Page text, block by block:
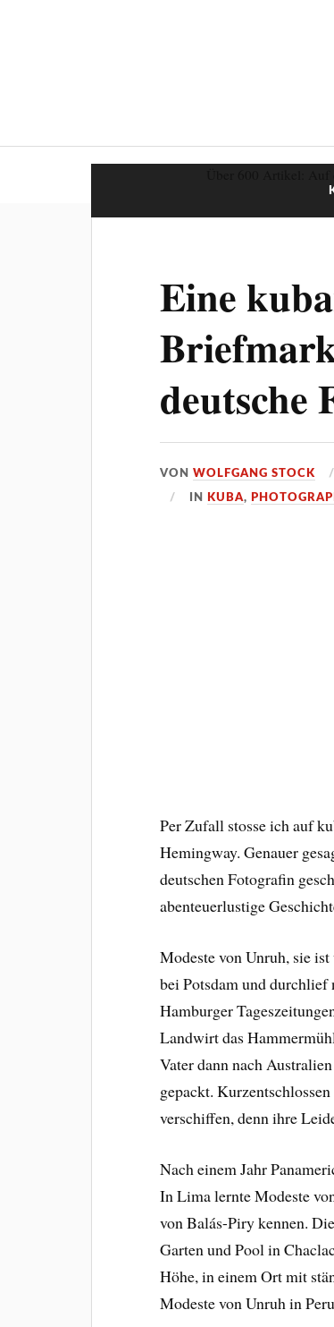
Eine
deutsche
VONWOLFGANG STOCK
IN KUBA,
Per Zufall stosse ich auf
Hemingway. Genauer
deutschen Fotografin
abenteuerlustige
Modeste von Unruh, sie
bei Potsdam und
Hamburger
Landwirt das
Vater dann nach
gepackt.
verschiffen, denn ihre
Nach einem Jahr
In Lima lernte Modeste
von Balás-Piry kennen.
Garten und Pool in
Höhe, in einem Ort mit
Modeste von Unruh in